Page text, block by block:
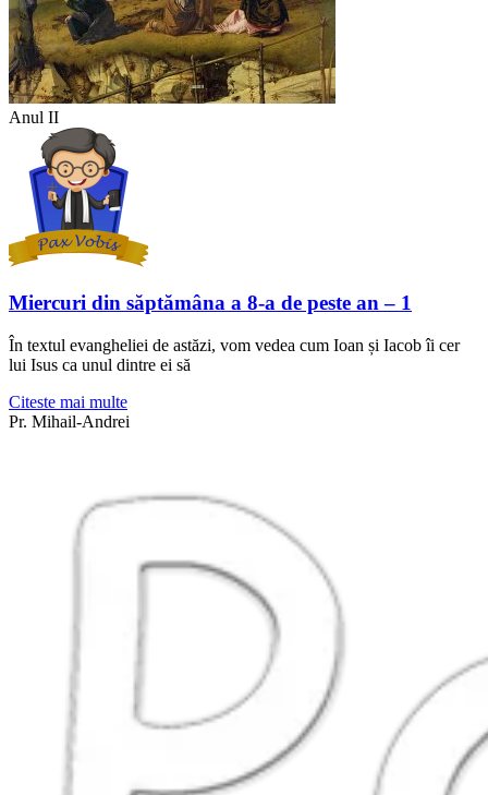
Anul II
Miercuri din săptămâna a 8-a de peste an – 1
În textul evangheliei de astăzi, vom vedea cum Ioan și Iacob îi cer
lui Isus ca unul dintre ei să
Citeste mai multe
Pr. Mihail-Andrei